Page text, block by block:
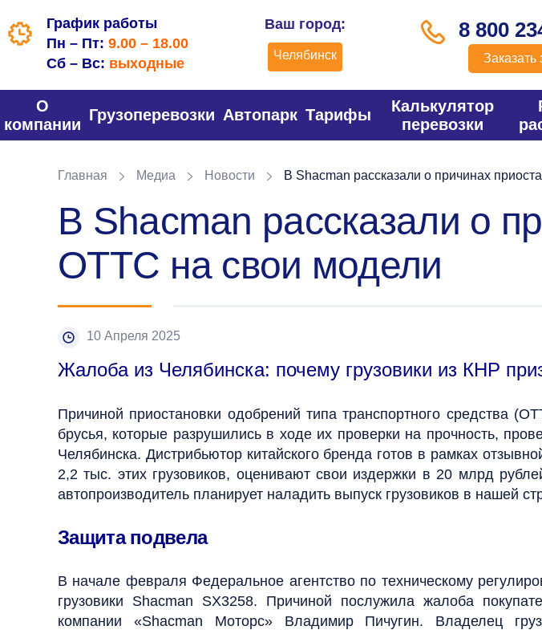
График работы
Пн – Пт: 9.00 – 18.00
Сб – Вс: выходные
Ваш город:
Челябинск
8 800
Заказать
О
компании
Грузоперевозки Автопарк Тарифы
Калькулятор
перевозки
Главная Медиа Новости В Shacman рассказали о причинах
В Shacman рассказали о
ОТТС на свои модели
10 Апреля 2025
Жалоба из Челябинска: почему грузовики из КНР
Причиной приостановки одобрений типа транспортного средства
брусья, которые разрушились в ходе их проверки на прочность,
Челябинска. Дистрибьютор китайского бренда готов в рамках
2,2 тыс. этих грузовиков, оценивают свои издержки в 20 млрд
автопроизводитель планирует наладить выпуск грузовиков в нашей
Защита подвела
В начале февраля Федеральное агентство по техническому
грузовики Shacman SX3258. Причиной послужила жалоба
компании «Shacman Моторс» Владимир Пичугин. Владелец